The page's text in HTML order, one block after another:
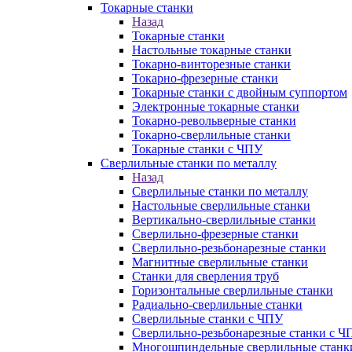
Токарные станки
Назад
Токарные станки
Настольные токарные станки
Токарно-винторезные станки
Токарно-фрезерные станки
Токарные станки с двойным суппортом
Электронные токарные станки
Токарно-револьверные станки
Токарно-сверлильные станки
Токарные станки с ЧПУ
Сверлильные станки по металлу
Назад
Сверлильные станки по металлу
Настольные сверлильные станки
Вертикально-сверлильные станки
Сверлильно-фрезерные станки
Сверлильно-резьбонарезные станки
Магнитные сверлильные станки
Станки для сверления труб
Горизонтальные сверлильные станки
Радиально-сверлильные станки
Сверлильные станки с ЧПУ
Сверлильно-резьбонарезные станки с
Многошпиндельные сверлильные